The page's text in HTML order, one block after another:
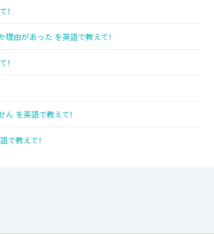
!
理由があった を英語で教えて!
!
ん を英語で教えて!
で教えて!